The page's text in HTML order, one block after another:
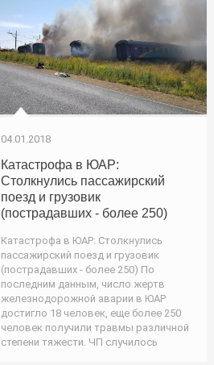
04.01.2018
Катастрофа в ЮАР:
Столкнулись пассажирский
поезд и грузовик
(пострадавших - более 250)
Катастрофа в ЮАР: Столкнулись
пассажирский поезд и грузовик
(пострадавших - более 250) По
последним данным, число жертв
железнодорожной аварии в ЮАР
достигло 18 человек, еще более 250
человек получили травмы различной
степени тяжести. ЧП случилось